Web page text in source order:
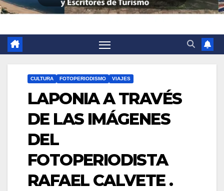
CULTURA FOTOPERIODISMO VIAJES
LAPONIA A TRAVÉS
DE LAS IMÁGENES
DEL
FOTOPERIODISTA
RAFAEL CALVETE .